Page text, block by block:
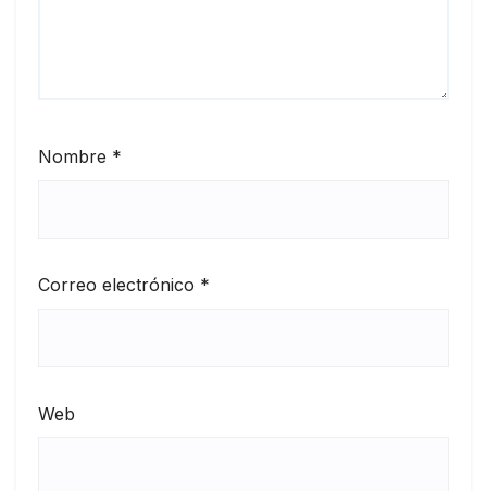
Nombre *
Correo electrónico *
Web